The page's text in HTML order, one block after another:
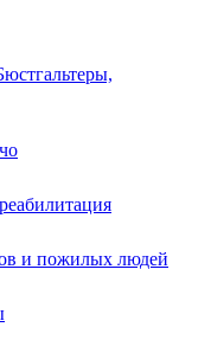
и пожилых людей